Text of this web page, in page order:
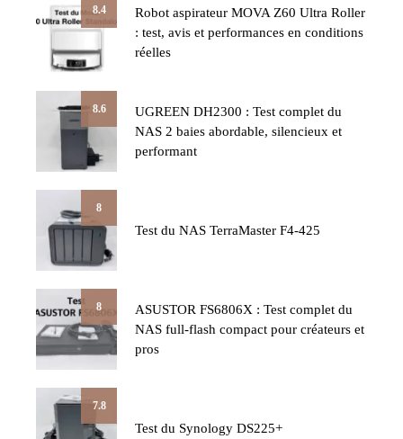
8.4
Robot aspirateur MOVA Z60 Ultra Roller
: test, avis et performances en conditions
réelles
8.6
UGREEN DH2300 : Test complet du
NAS 2 baies abordable, silencieux et
performant
8
Test du NAS TerraMaster F4-425
8
ASUSTOR FS6806X : Test complet du
NAS full-flash compact pour créateurs et
pros
7.8
Test du Synology DS225+